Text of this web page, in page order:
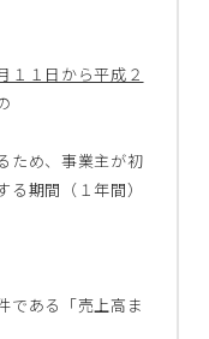
１１日から平成２
事業主が初
期間（１年間）
ある「売上高ま